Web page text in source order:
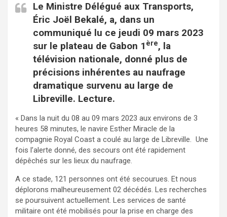
Le Ministre Délégué aux Transports,
Éric Joël Bekalé, a, dans un
communiqué lu ce jeudi 09 mars 2023
sur le plateau de Gabon 1 ère, la
télévision nationale, donné plus de
précisions inhérentes au naufrage
dramatique survenu au large de
Libreville. Lecture.
« Dans la nuit du 08 au 09 mars 2023 aux environs de 3
heures 58 minutes, le navire Esther Miracle de la
compagnie Royal Coast a coulé au large de Libreville. Une
fois l’alerte donné, des secours ont été rapidement
dépêchés sur les lieux du naufrage.
A ce stade, 121 personnes ont été secourues. Et nous
déplorons malheureusement 02 décédés. Les recherches
se poursuivent actuellement. Les services de santé
militaire ont été mobilisés pour la prise en charge des